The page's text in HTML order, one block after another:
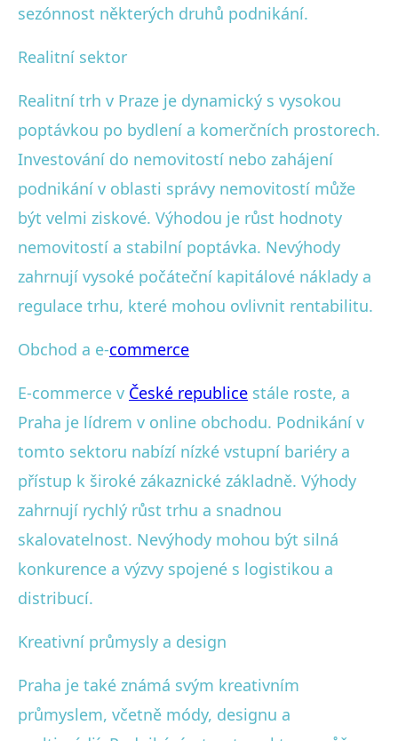
sezónnost některých druhů podnikání.
Realitní sektor
Realitní trh v Praze je dynamický s vysokou
poptávkou po bydlení a komerčních prostorech.
Investování do nemovitostí nebo zahájení
podnikání v oblasti správy nemovitostí může
být velmi ziskové. Výhodou je růst hodnoty
nemovitostí a stabilní poptávka. Nevýhody
zahrnují vysoké počáteční kapitálové náklady a
regulace trhu, které mohou ovlivnit rentabilitu.
Obchod a e-commerce
E-commerce v České republice stále roste, a
Praha je lídrem v online obchodu. Podnikání v
tomto sektoru nabízí nízké vstupní bariéry a
přístup k široké zákaznické základně. Výhody
zahrnují rychlý růst trhu a snadnou
skalovatelnost. Nevýhody mohou být silná
konkurence a výzvy spojené s logistikou a
distribucí.
Kreativní průmysly a design
Praha je také známá svým kreativním
průmyslem, včetně módy, designu a